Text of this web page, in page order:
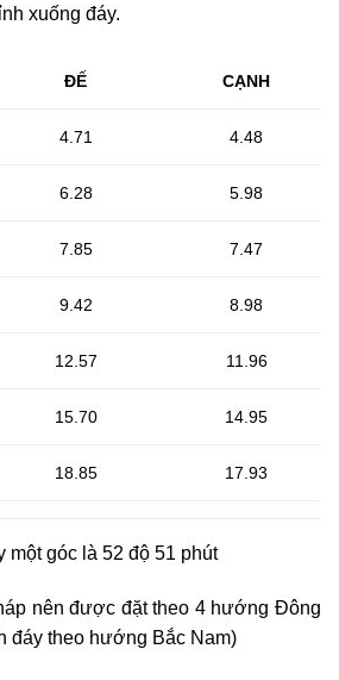
xuống đáy.
ĐẾ CẠNH
4.71 4.48
6.28 5.98
7.85 7.47
9.42 8.98
12.57 11.96
15.70 14.95
18.85 17.93
một góc là 52 độ 51 phút
nên được đặt theo 4 hướng Đông
đáy theo hướng Bắc Nam)